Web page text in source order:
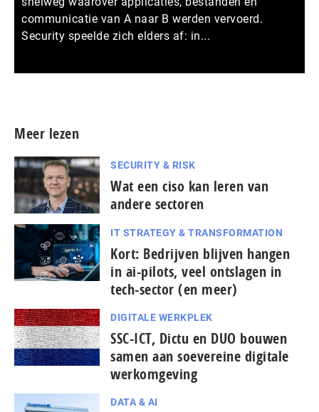
communicatie van A naar B werden vervoerd.
Security speelde zich elders af: in...
Meer lezen
SECURITY & RISK
Wat een ciso kan leren van
andere sectoren
IT STRATEGY & TRANSFORMATION
Kort: Bedrijven blijven hangen
in ai-pilots, veel ontslagen in
tech-sector (en meer)
DIGITALE WERKPLEK
SSC-ICT, Dictu en DUO bouwen
samen aan soevereine digitale
werkomgeving
DATA & AI